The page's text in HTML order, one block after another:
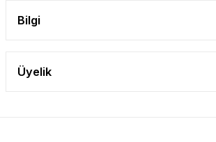
Bilgi
Üyelik